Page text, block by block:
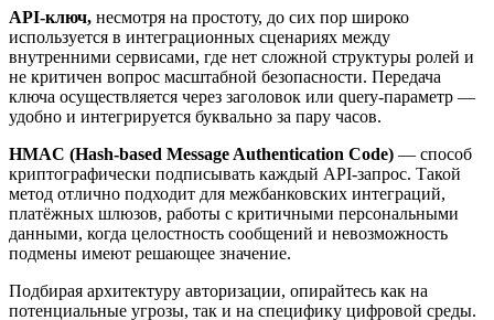
API-ключ, несмотря на простоту, до сих пор широко
используется в интеграционных сценариях между
внутренними сервисами, где нет сложной структуры ролей и
не критичен вопрос масштабной безопасности. Передача
ключа осуществляется через заголовок или query-параметр —
удобно и интегрируется буквально за пару часов.
HMAC (Hash-based Message Authentication Code) — способ
криптографически подписывать каждый API-запрос. Такой
метод отлично подходит для межбанковских интеграций,
платёжных шлюзов, работы с критичными персональными
данными, когда целостность сообщений и невозможность
подмены имеют решающее значение.
Подбирая архитектуру авторизации, опирайтесь как на
потенциальные угрозы, так и на специфику цифровой среды.